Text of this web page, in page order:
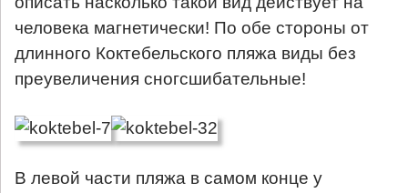
человека магнетически! По обе стороны от
длинного Коктебельского пляжа виды без
преувеличения сногсшибательные!
В левой части пляжа в самом конце у